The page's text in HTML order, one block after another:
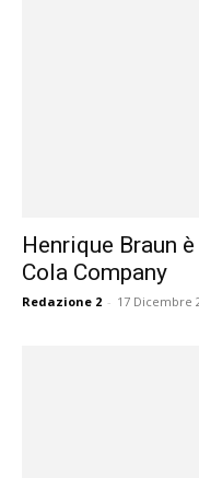
Henrique Braun
Cola Company
Redazione 2 - 17 Dicembre